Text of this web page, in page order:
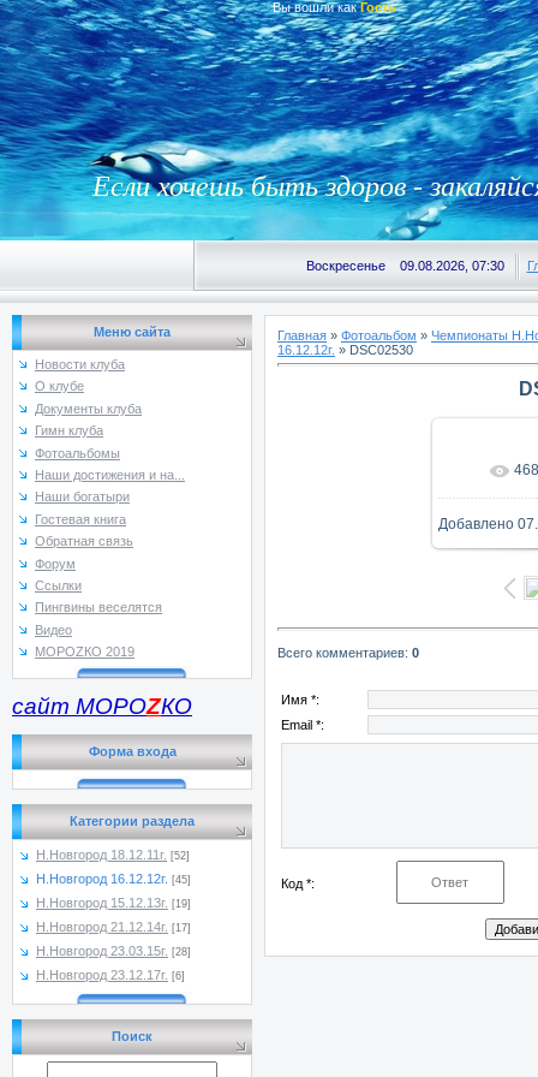
Вы вошли как Гость
Если хочешь быть здоров -
Воскресенье 09.08.2026, 07:30
Меню сайта
Новости клуба
О клубе
Документы клуба
Гимн клуба
Фотоальбомы
Наши достижения и на...
Наши богатыри
Гостевая книга
Обратная связь
Форум
Ссылки
Пингвины веселятся
Видео
МОРОZКО 2019
сайт МОРОZКО
Форма входа
Категории раздела
Н.Новгород 18.12.11г. [52]
Н.Новгород 16.12.12г. [45]
Н.Новгород 15.12.13г. [19]
Н.Новгород 21.12.14г. [17]
Н.Новгород 23.03.15г. [28]
Н.Новгород 23.12.17г. [6]
Поиск
Главная » Фотоальбом » Чемпионаты
16.12.12г. » DSC02530
В 468
Добавлено
Всего комментариев: 0
Имя *:
Email *:
Код *: